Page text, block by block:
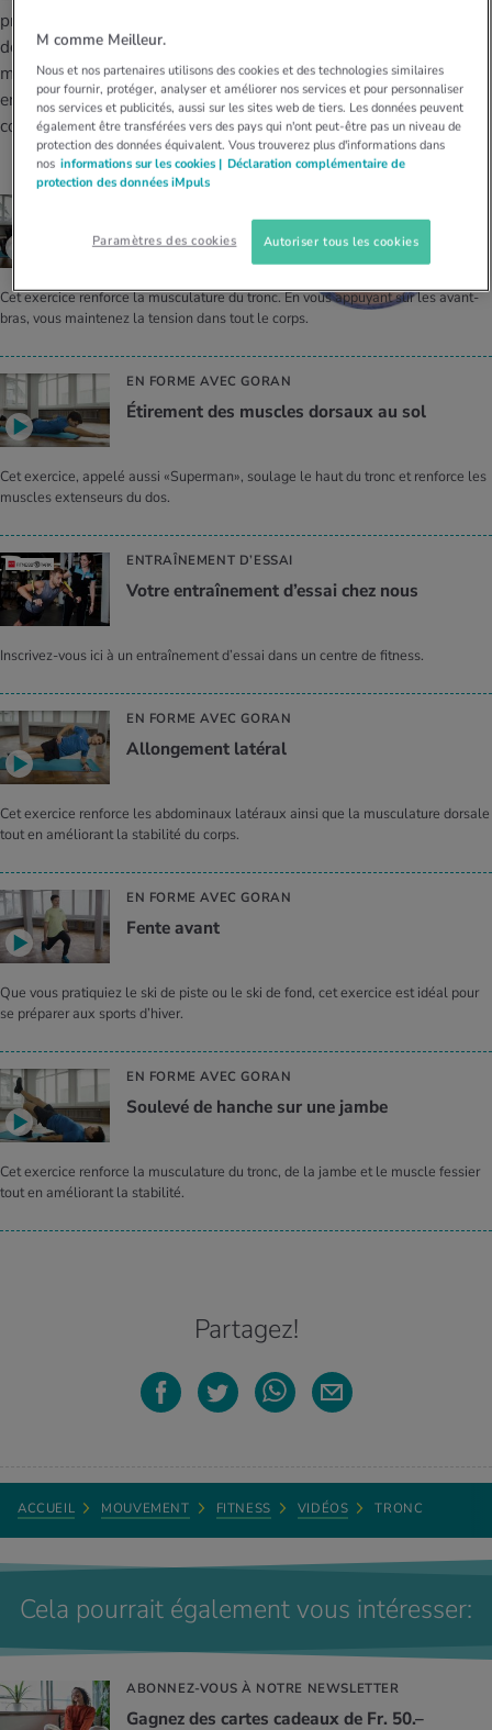
et intolérances
ACTUELS DANS LE DOMAINE ALIMENTATION
Calculateur d’IMC
Calculez votre besoin en calories
d’hiver
ACTUELS DANS LE DOMAINE MOUVEMENT
au quotidien
de relaxation
ACTUELS DANS LE DOMAINE RELAXATION
médical
spécialisée
des femmes
ACTUELS DANS LE DOMAINE MÉDECINE
Réduire la tension artérielle
Douleurs nerveuses
ACTUELS DANS LE DOMAINE SERVICE
Offres
Tool, test et quiz
préventive contre les douleurs
dorsales est de raffermir les
muscles du tronc. Notre expert
en fitness Goran vous montre
comment procéder.
Planche avec soulèvement de la jambe
Cet exercice renforce la musculature du tronc. En vous appuyant sur les avant-
bras, vous maintenez la tension dans tout le corps.
EN FORME AVEC GORAN
Étirement des muscles dorsaux au sol
Cet exercice, appelé aussi «Superman», soulage le haut du tronc et renforce les
muscles extenseurs du dos.
ENTRAÎNEMENT D’ESSAI
Votre entraî­ne­ment d’es­sai chez nous
Inscrivez-vous ici à un entraînement d’essai dans un centre de fitness.
EN FORME AVEC GORAN
Allongement latéral
Cet exercice renforce les abdominaux latéraux ainsi que la musculature dorsale
tout en améliorant la stabilité du corps.
EN FORME AVEC GORAN
Fente avant
Que vous pratiquiez le ski de piste ou le ski de fond, cet exercice est idéal pour
se préparer aux sports d’hiver.
EN FORME AVEC GORAN
Soulevé de hanche sur une jambe
Cet exercice renforce la musculature du tronc, de la jambe et le muscle fessier
tout en améliorant la stabilité.
Partagez!
ACCUEIL MOUVEMENT FITNESS VIDÉOS TRONC
Cela pourrait également vous intéresser:
ABONNEZ-VOUS À NOTRE NEWSLETTER
Gagnez des cartes cadeaux de Fr. 50.–
M comme Meilleur.
Nous et nos partenaires utilisons des cookies et des technologies similaires
pour fournir, protéger, analyser et améliorer nos services et pour personnaliser
nos services et publicités, aussi sur les sites web de tiers. Les données peuvent
également être transférées vers des pays qui n'ont peut-être pas un niveau de
protection des données équivalent. Vous trouverez plus d'informations dans
nos informations sur les cookies | Déclaration complémentaire de
protection des données iMpuls
Paramètres des cookies Autoriser tous les cookies